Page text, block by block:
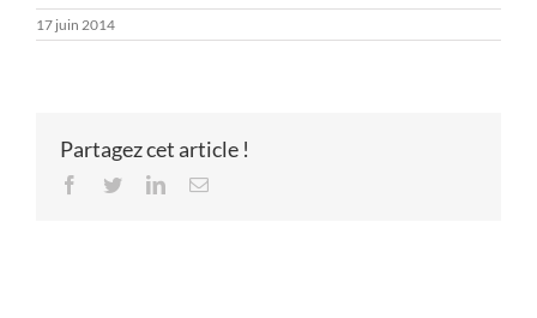
17 juin 2014
Partagez cet article !
Facebook
TwitterLinkedInEmail